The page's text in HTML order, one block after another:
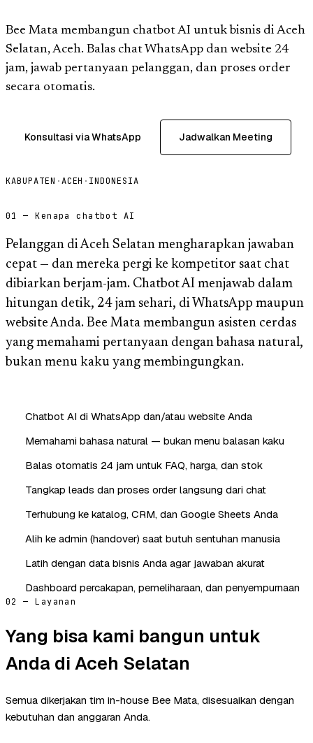
Bee Mata membangun chatbot AI untuk bisnis di Aceh
Selatan, Aceh. Balas chat WhatsApp dan website 24
jam, jawab pertanyaan pelanggan, dan proses order
secara otomatis.
Konsultasi via WhatsApp Jadwalkan Meeting
KABUPATEN ·ACEH · INDONESIA
01 — Kenapa chatbot AI
Pelanggan di Aceh Selatan mengharapkan jawaban
cepat — dan mereka pergi ke kompetitor saat chat
dibiarkan berjam-jam. Chatbot AI menjawab dalam
hitungan detik, 24 jam sehari, di WhatsApp maupun
website Anda. Bee Mata membangun asisten cerdas
yang memahami pertanyaan dengan bahasa natural,
bukan menu kaku yang membingungkan.
Chatbot AI di WhatsApp dan/atau website Anda
Memahami bahasa natural — bukan menu balasan kaku
Balas otomatis 24 jam untuk FAQ, harga, dan stok
Tangkap leads dan proses order langsung dari chat
Terhubung ke katalog, CRM, dan Google Sheets Anda
Alih ke admin (handover) saat butuh sentuhan manusia
Latih dengan data bisnis Anda agar jawaban akurat
Dashboard percakapan, pemeliharaan, dan penyempurnaan
02 — Layanan
Yang bisa kami bangun untuk
Anda di Aceh Selatan
Semua dikerjakan tim in-house Bee Mata, disesuaikan dengan
kebutuhan dan anggaran Anda.